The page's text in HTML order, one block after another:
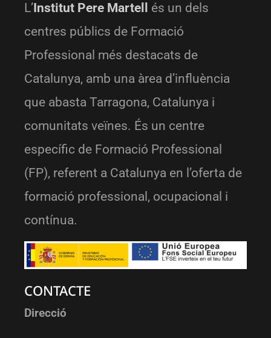
L’Institut Pere Martell
és un dels
centres públics de Formació
Professional més destacats de
Catalunya, amb una àrea d’influència
que abasta Tarragona, Catalunya i
comunitats veïnes. És un centre
específic de Formació Professional
(FP), referent a Catalunya en l’oferta de
formació professional, ocupacional i
contínua.
CONTACTE
Direcció